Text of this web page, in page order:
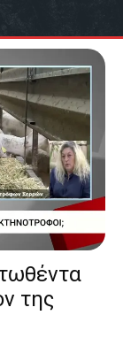
της